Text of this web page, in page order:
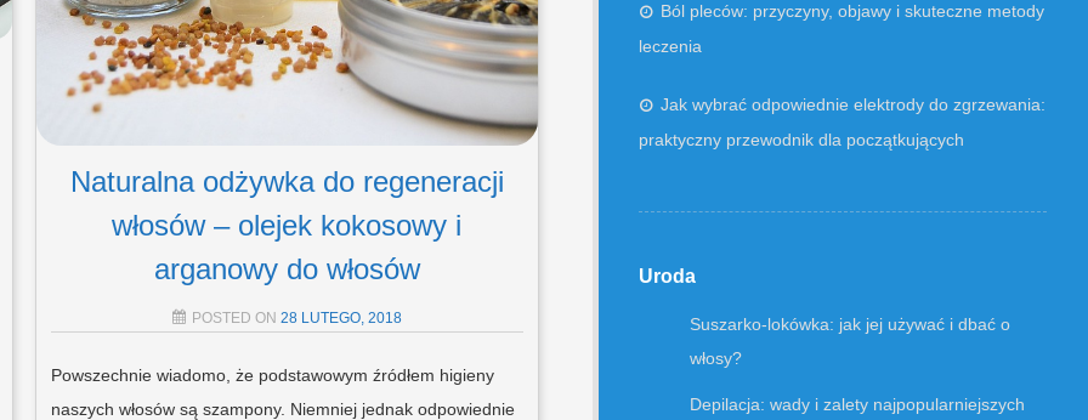
Naturalna odżywka do regeneracji
włosów – olejek kokosowy i
arganowy do włosów
POSTED ON 28 LUTEGO, 2018
Powszechnie wiadomo, że podstawowym źródłem higieny
naszych włosów są szampony. Niemniej jednak odpowiednie
Ból pleców: przyczyny, objawy i skuteczne metody
leczenia
Jak wybrać odpowiednie elektrody do zgrzewania:
praktyczny przewodnik dla początkujących
Uroda
Suszarko-lokówka: jak jej używać i dbać o
włosy?
Depilacja: wady i zalety najpopularniejszych